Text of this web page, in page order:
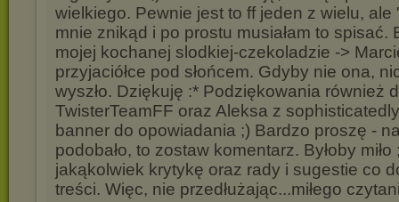
wielkiego. Pewnie jest to ff jeden z wielu, ale
mnie znikąd i po prostu musiałam to spisać.
mojej kochanej slodkiej-czekoladzie ->
przyjaciółce pod słońcem. Gdyby nie ona,
wyszło. Dziękuję :* Podziękowania również
TwisterTeamFF oraz Aleksa z
banner do opowiadania ;) Bardzo proszę -
podobało, to zostaw komentarz. Byłoby miło
jakąkolwiek krytykę oraz rady i sugestie co
treści. Więc, nie przedłużając...miłego